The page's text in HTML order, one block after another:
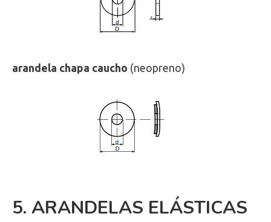
arandela chapa caucho (neopreno)
5. ARANDELAS ELÁSTICAS